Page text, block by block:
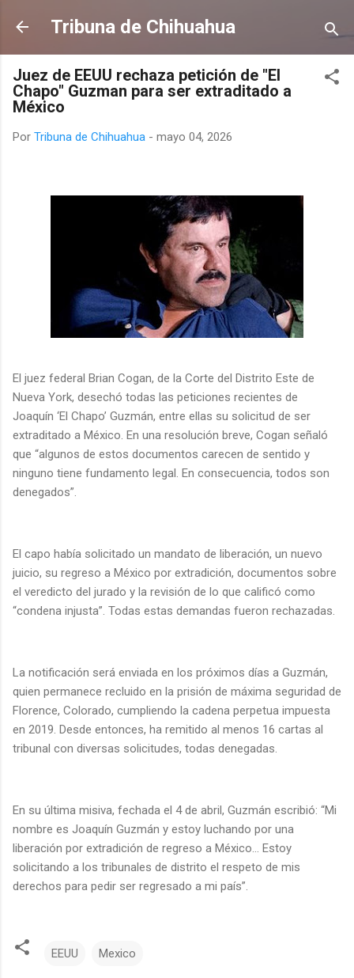
Ir al contenido principal
Tribuna de Chihuahua
Juez de EEUU rechaza petición de "El
Chapo" Guzman para ser extraditado a
México
Por Tribuna de Chihuahua - mayo 04, 2026
El juez federal Brian Cogan, de la Corte del Distrito Este de
Nueva York, desechó todas las peticiones recientes de
Joaquín ‘El Chapo’ Guzmán, entre ellas su solicitud de ser
extraditado a México. En una resolución breve, Cogan señaló
que “algunos de estos documentos carecen de sentido y
ninguno tiene fundamento legal. En consecuencia, todos son
denegados”.
El capo había solicitado un mandato de liberación, un nuevo
juicio, su regreso a México por extradición, documentos sobre
el veredicto del jurado y la revisión de lo que calificó como
“condena injusta”. Todas estas demandas fueron rechazadas.
La notificación será enviada en los próximos días a Guzmán,
quien permanece recluido en la prisión de máxima seguridad de
Florence, Colorado, cumpliendo la cadena perpetua impuesta
en 2019. Desde entonces, ha remitido al menos 16 cartas al
tribunal con diversas solicitudes, todas denegadas.
En su última misiva, fechada el 4 de abril, Guzmán escribió: “Mi
nombre es Joaquín Guzmán y estoy luchando por una
liberación por extradición de regreso a México… Estoy
solicitando a los tribunales de distrito el respeto de mis
derechos para pedir ser regresado a mi país”.
EEUU Mexico